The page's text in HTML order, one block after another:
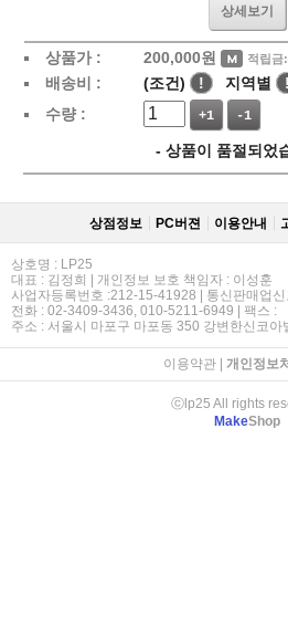
상세보기
상품가 : 200,000원 적립금
배송비 : (조건) ! 지역별
!
수량 :
+1 -1
- 상품이 품절되었
상점정보 PC버젼 이용안내
상호명 : LP25
대표 : 김정희 | 개인정보 보호 책임자 : 이성훈
사업자등록번호 :212-15-41928 | 통신판매업
전화 : 02-3409-3436, 010-5211-6949 | 팩스 :
주소 : 서울시 마포구 마포동 350 강변한신코아
이용약관| 개인정보
ⓒlp25 All rights
MakeShop